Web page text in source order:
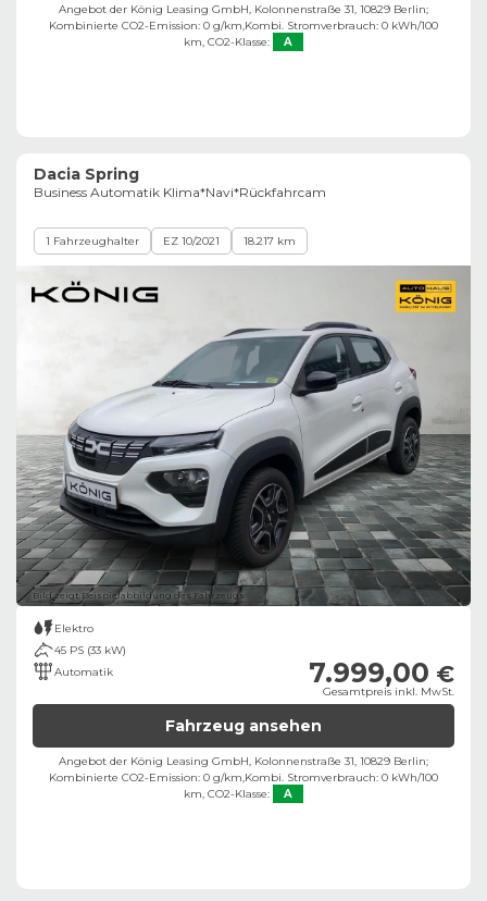
Angebot der König Leasing GmbH, Kolonnenstraße 31, 10829 Berlin;
Kombinierte CO2-Emission: 0 g/km,Kombi. Stromverbrauch: 0 kWh/100
km, CO2-Klasse: A
Dacia Spring
Business Automatik Klima*Navi*Rückfahrcam
1 Fahrzeughalter EZ 10/2021 18.217 km
Bild zeigt Beispielabbildung des Fahrzeugs
Elektro
45 PS (33 kW)
Automatik
7.999,00 €
Gesamtpreis inkl. MwSt.
Fahrzeug ansehen
Angebot der König Leasing GmbH, Kolonnenstraße 31, 10829 Berlin;
Kombinierte CO2-Emission: 0 g/km,Kombi. Stromverbrauch: 0 kWh/100
km, CO2-Klasse: A